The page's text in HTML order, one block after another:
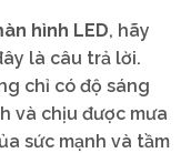
hình LED, hãy
là câu trả lời.
chỉ có độ sáng
và chịu được mưa
sức mạnh và tầm